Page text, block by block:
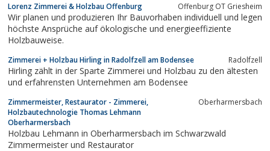
Lorenz Zimmerei & Holzbau Offenburg Offenburg OT Griesheim
Wir planen und produzieren Ihr Bauvorhaben individuell und legen
höchste Ansprüche auf ökologische und energieeffiziente
Holzbauweise.
Zimmerei + Holzbau Hirling in Radolfzell am Bodensee Radolfzell
Hirling zählt in der Sparte Zimmerei und Holzbau zu den ältesten
und erfahrensten Unternehmen am Bodensee
Zimmermeister, Restaurator - Zimmerei,
Holzbautechnologie Thomas Lehmann
Oberharmersbach
Oberharmersbach
Holzbau Lehmann in Oberharmersbach im Schwarzwald
Zimmermeister und Restaurator